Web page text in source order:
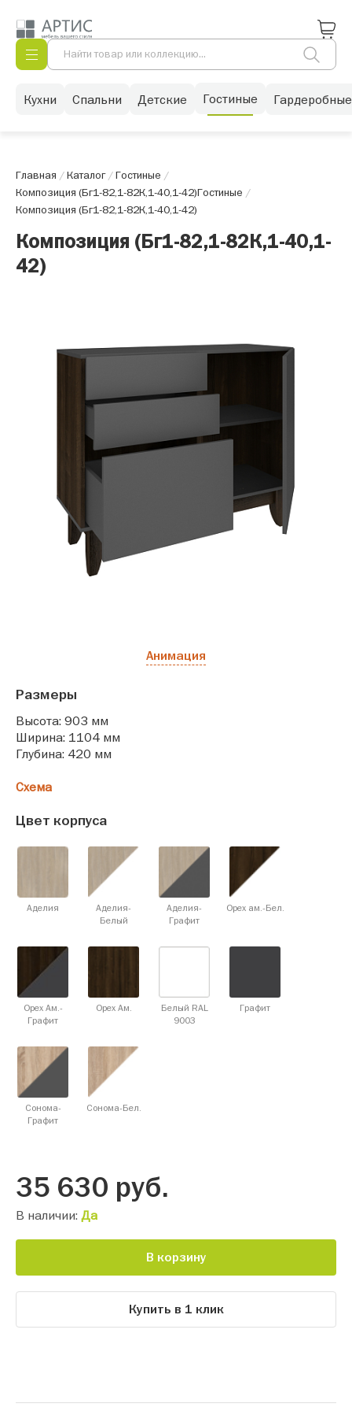
Кухни Спальни Детские Гостиные Гардеробные
Главная /Каталог/Гостиные /
Композиция (Бг1-82,1-82К,1-40,1-42)Гостиные /
Композиция (Бг1-82,1-82К,1-40,1-42)
Композиция (Бг1-82,1-82К,1-40,1-
42)
Анимация
Размеры
Высота: 903 мм
Ширина: 1104 мм
Глубина: 420 мм
Схема
Цвет корпуса
Аделия
Аделия-
Белый
Аделия-
Графит
Орех ам.-Бел.
Орех Ам.-
Графит
Орех Ам.
Белый RAL
9003
Графит
Сонома-
Графит
Сонома-Бел.
35 630 руб.
В наличии: Да
В корзину
Купить в 1 клик